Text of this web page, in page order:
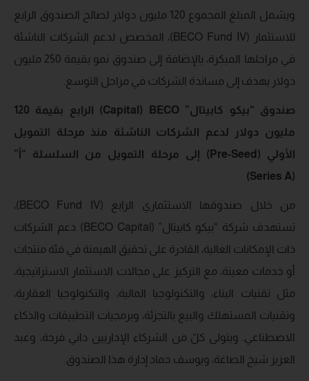
ويشمل المبلغ المجموع 120 مليون دولار لصالح الصندوق الرابع
للاستثمار (BECO Fund IV)، المخصص لدعم الشركات الناشئة
في مراحلها المبكرة، بالإضافة إلى صندوق نمو بقيمة 250 مليون
دولار يهدف إلى مساندة الشركات في مراحل التوسع.
صندوق “بيكو كابيتال” Capital) BECO
) الرابع بقيمة 120
مليون دولار لدعم الشركات الناشئة منذ مرحلة
التمويل
الأولي
(
Pre-Seed ) إلى مرحلة التمويل من السلسلة “أ”
(
Series A
)
من خلال صندوقها الاستثماري الرابع (BECO Fund IV)،
تستهدف شركة “بيكو كابيتال” (BECO Capital) دعم الشركات
ذات الإمكانات العالية، القادرة على تحقيق الهيمنة في فئة منتجات
أو خدمات معينة، مع التركيز على مجالات الاستثمار الاستراتيجية،
مثل تقنيات البناء، والتكنولوجيا المالية، والتكنولوجيا العقارية،
وتقنيات المستهلك والبيع بالتجزئة، وبرمجيات التطبيقات والذكاء
الاصطناعي. ويتولى كلّ من الشركاء الإداريين داني فرحة، وعبد
العزيز شيخ الصاغة، ويوسف حماد إدارة هذا الصندوق.